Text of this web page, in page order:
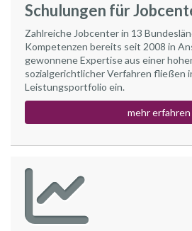
Schulungen für
Zahlreiche Jobcenter in 13
Kompetenzen bereits seit 2008 in
gewonnene Expertise aus einer
sozialgerichtlicher Verfahren fließen
Leistungsportfolio ein.
mehr erfahren